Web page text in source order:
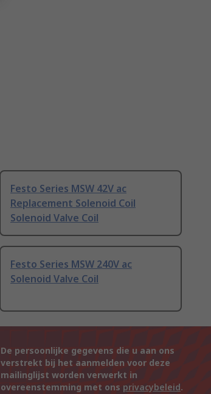
Festo Series MSW 42V ac
Replacement Solenoid Coil
Solenoid Valve Coil
Festo Series MSW 240V ac
Solenoid Valve Coil
De persoonlijke gegevens die u aan ons
verstrekt bij het aanmelden voor deze
mailinglijst worden verwerkt in
overeenstemming met ons privacybeleid.